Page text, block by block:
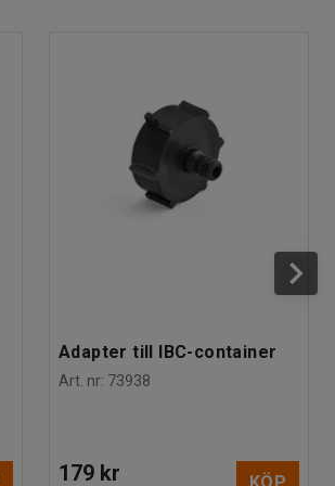
Adapter till IBC-container
Art. nr: 73938
179 kr